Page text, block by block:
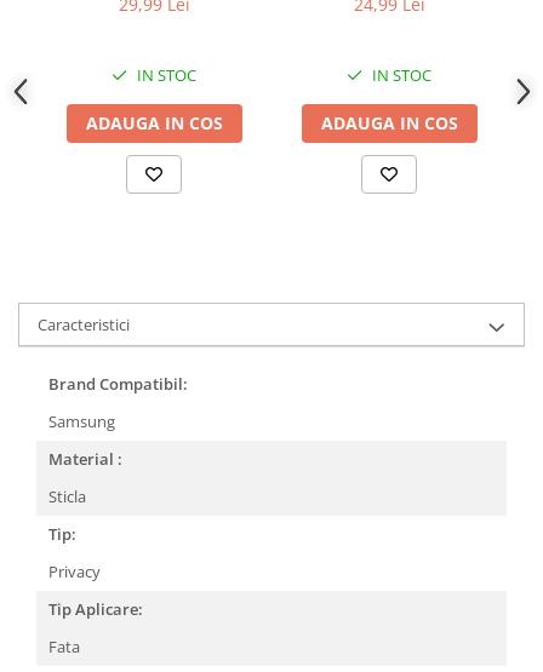
29,99 Lei
IN STOC
ADAUGA IN COS
24,99 Lei
IN STOC
ADAUGA IN COS
Caracteristici
Brand Compatibil:
Samsung
Material :
Sticla
Tip:
Privacy
Tip Aplicare:
Fata